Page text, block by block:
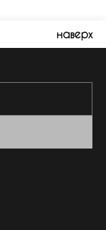
наверх